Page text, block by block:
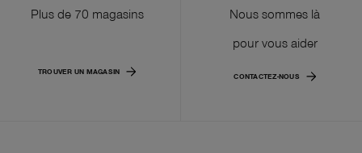
Plus de 70 magasins
TROUVER UN MAGASIN
Nous sommes là
pour vous aider
CONTACTEZ-NOUS